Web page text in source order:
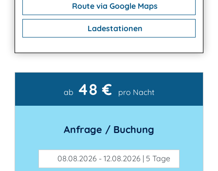
Route via Google Maps
Ladestationen
Kontakt
ab 48 € pro Nacht
Anfrage / Buchung
08.08.2026 - 12.08.2026 | 5 Tage